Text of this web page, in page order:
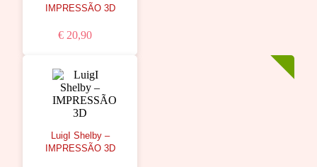
IMPRESSÃO 3D
€ 20,90
LuigI Shelby –
IMPRESSÃO 3D